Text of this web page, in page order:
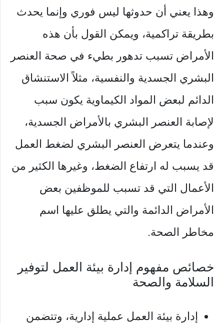
وهذا يعني أن حدوثها ليس فوري وإنما يحدث
بطريقة تراكمية، ويمكن القول بأن هذه
الأمراض تسبب تدهور بطيء في صحة العنصر
البشري الجسدية والنفسية، مثلاً الاستنشاق
الدائم لبعض المواد الكيماوية يكون سبب
لإصابة العنصر البشري بالأمراض الجسدية،
وعندما يتعرض العنصر البشري لضغط العمل
قد يسبب له ارتفاع الضغط، وغيرها الكثير من
الأعمال التي قد تسبب للموظفين بعض
الأمراض الدائمة والتي يطلق عليها اسم
مخاطر الصحة.
خصائص مفهوم إدارة بيئة العمل لتوفير
السلامة والصحة
إدارة بيئة العمل عملية إدارية، وتتضمن